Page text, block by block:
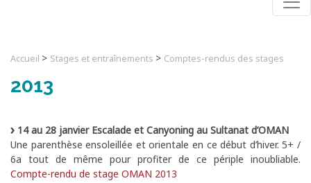
Accueil > Stages et entraînements > Comptes-rendus des stages
2013
14 au 28 janvier Escalade et Canyoning au Sultanat d’OMAN
Une parenthèse ensoleillée et orientale en ce début d’hiver. 5+ /
6a tout de même pour profiter de ce périple inoubliable.
Compte-rendu de stage OMAN 2013